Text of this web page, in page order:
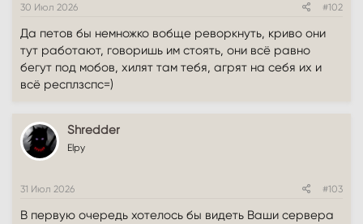
30 Июл 2026 #102
Да петов бы немножко вобще реворкнуть, криво они
тут работают, говоришь им стоять, они всё равно
бегут под мобов, хилят там тебя, агрят на себя их и
всё респлзспс=)
Shredder
Elpy
31 Июл 2026 #103
В первую очередь хотелось бы видеть Ваши сервера